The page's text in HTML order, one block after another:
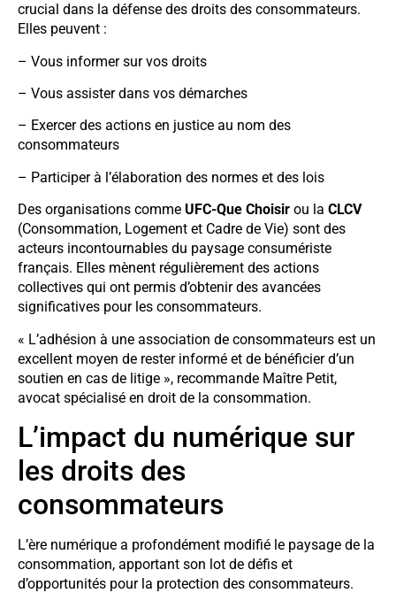
crucial dans la défense des droits des consommateurs.
Elles peuvent :
– Vous informer sur vos droits
– Vous assister dans vos démarches
– Exercer des actions en justice au nom des
consommateurs
– Participer à l’élaboration des normes et des lois
Des organisations comme UFC-Que Choisir ou la CLCV
(Consommation, Logement et Cadre de Vie) sont des
acteurs incontournables du paysage consumériste
français. Elles mènent régulièrement des actions
collectives qui ont permis d’obtenir des avancées
significatives pour les consommateurs.
« L’adhésion à une association de consommateurs est un
excellent moyen de rester informé et de bénéficier d’un
soutien en cas de litige », recommande Maître Petit,
avocat spécialisé en droit de la consommation.
L’impact du numérique sur
les droits des
consommateurs
L’ère numérique a profondément modifié le paysage de la
consommation, apportant son lot de défis et
d’opportunités pour la protection des consommateurs.